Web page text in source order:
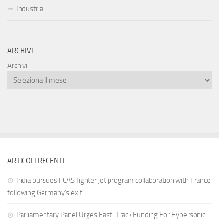
Industria
ARCHIVI
Archivi
ARTICOLI RECENTI
India pursues FCAS fighter jet program collaboration with France
following Germany’s exit
Parliamentary Panel Urges Fast-Track Funding For Hypersonic